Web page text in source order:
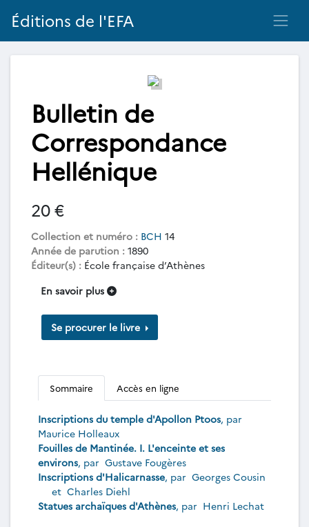
Éditions de l'EFA
Bulletin de
Correspondance
Hellénique
20 €
Collection et numéro : BCH 14
Année de parution : 1890
Éditeur(s) : École française d’Athènes
En savoir plus
Se procurer le livre
Sommaire Accès en ligne
Inscriptions du temple d'Apollon Ptoos, par
Maurice Holleaux
Fouilles de Mantinée. I. L'enceinte et ses
environs, par Gustave Fougères
Inscriptions d'Halicarnasse, par Georges Cousin
et Charles Diehl
Statues archaïques d'Athènes, par Henri Lechat